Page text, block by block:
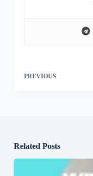
PREVIOUS
Related Posts